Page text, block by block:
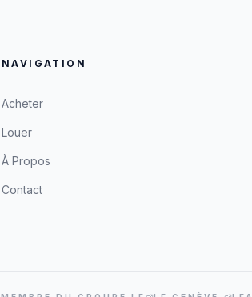
NAVIGATION
Acheter
Louer
À Propos
Contact